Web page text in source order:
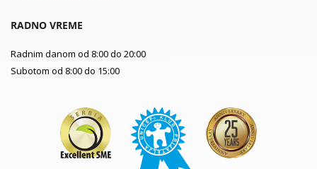
RADNO VREME
Radnim danom od 8:00 do 20:00
Subotom od 8:00 do 15:00